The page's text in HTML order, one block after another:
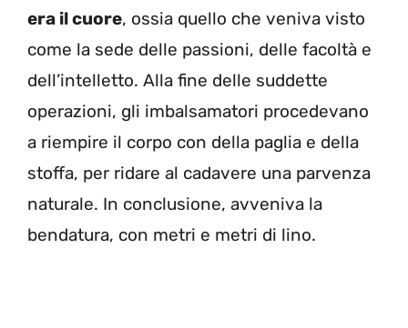
era il cuore, ossia quello che veniva visto
come la sede delle passioni, delle facoltà e
dell’intelletto. Alla fine delle suddette
operazioni, gli imbalsamatori procedevano
a riempire il corpo con della paglia e della
stoffa, per ridare al cadavere una parvenza
naturale. In conclusione, avveniva la
bendatura, con metri e metri di lino.